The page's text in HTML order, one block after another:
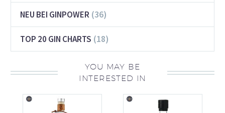
NEU BEI GINPOWER (36)
TOP 20 GIN CHARTS (18)
YOU MAY BE
INTERESTED IN